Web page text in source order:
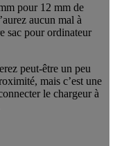
pour 12 mm de
aucun mal à
sac pour ordinateur
peut-être un peu
mais c’est une
le chargeur à